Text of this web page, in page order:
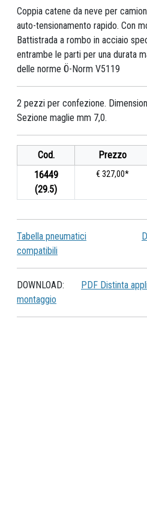
Coppia catene da neve per
auto-tensionamento rapido. Con
Battistrada a rombo in acciaio
entrambe le parti per una durata
delle norme Ö-Norm V5119
2 pezzi per confezione.
Sezione maglie mm 7,0.
Cod. Prezzo
16449
(29.5)
€ 327,00*
Tabella pneumatici
compatibili
DOWNLOAD: PDF Distinta
montaggio